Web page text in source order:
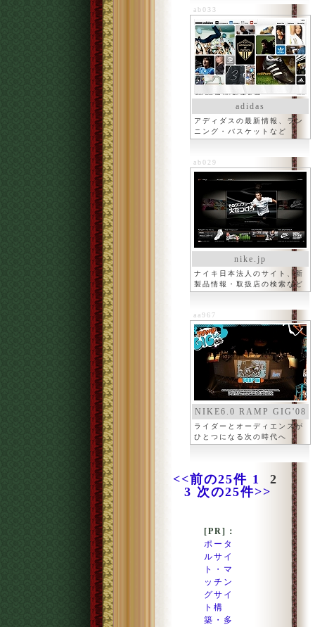
ab033
adidas
アディダスの最新情報、ラン
ニング・バスケットなど
ab029
nike.jp
ナイキ日本法人のサイト、新
製品情報・取扱店の検索など
aa967
NIKE6.0 RAMP GIG'08
ライダーとオーディエンスが
ひとつになる次の時代へ
<<前の25件 1
2
3 次の25件>>
[PR]：
ポータ
ルサイ
ト・マ
ッチン
グサイ
ト構
築・多